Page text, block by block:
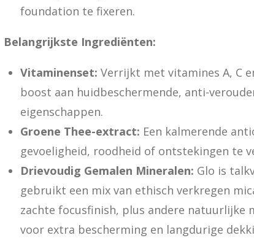
foundation te fixeren.
Belangrijkste Ingrediënten:
Vitaminenset: Verrijkt met vitamines A, C
boost aan huidbeschermende, anti-
eigenschappen.
Groene Thee-extract: Een kalmerende
gevoeligheid, roodheid of ontstekingen te
Drievoudig Gemalen Mineralen: Glo is
gebruikt een mix van ethisch verkregen
zachte focusfinish, plus andere natuurlijke
voor extra bescherming en langdurige